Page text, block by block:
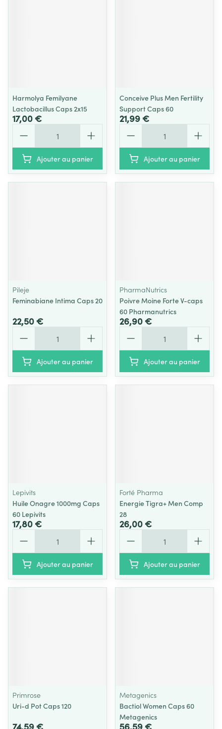
Harmolya Femilyane
Lactobacillus Caps 2x15
17,00 €
Ajouter au panier
Conceive Plus Men Fertility
Support Caps 60
21,99 €
Ajouter au panier
Pileje
Feminabiane Intima Caps 20
22,50 €
Ajouter au panier
PharmaNutrics
Poivre Moine Forte V-caps
60 Pharmanutrics
26,90 €
Ajouter au panier
Lepivits
Huile Onagre 1000mg Caps
60 Lepivits
17,80 €
Ajouter au panier
Forté Pharma
Energie Tigra+ Men Comp
28
26,00 €
Ajouter au panier
Primrose
Uri-d Pot Caps 120
74,59 €
Metagenics
Bactiol Women Caps 60
Metagenics
56,59 €